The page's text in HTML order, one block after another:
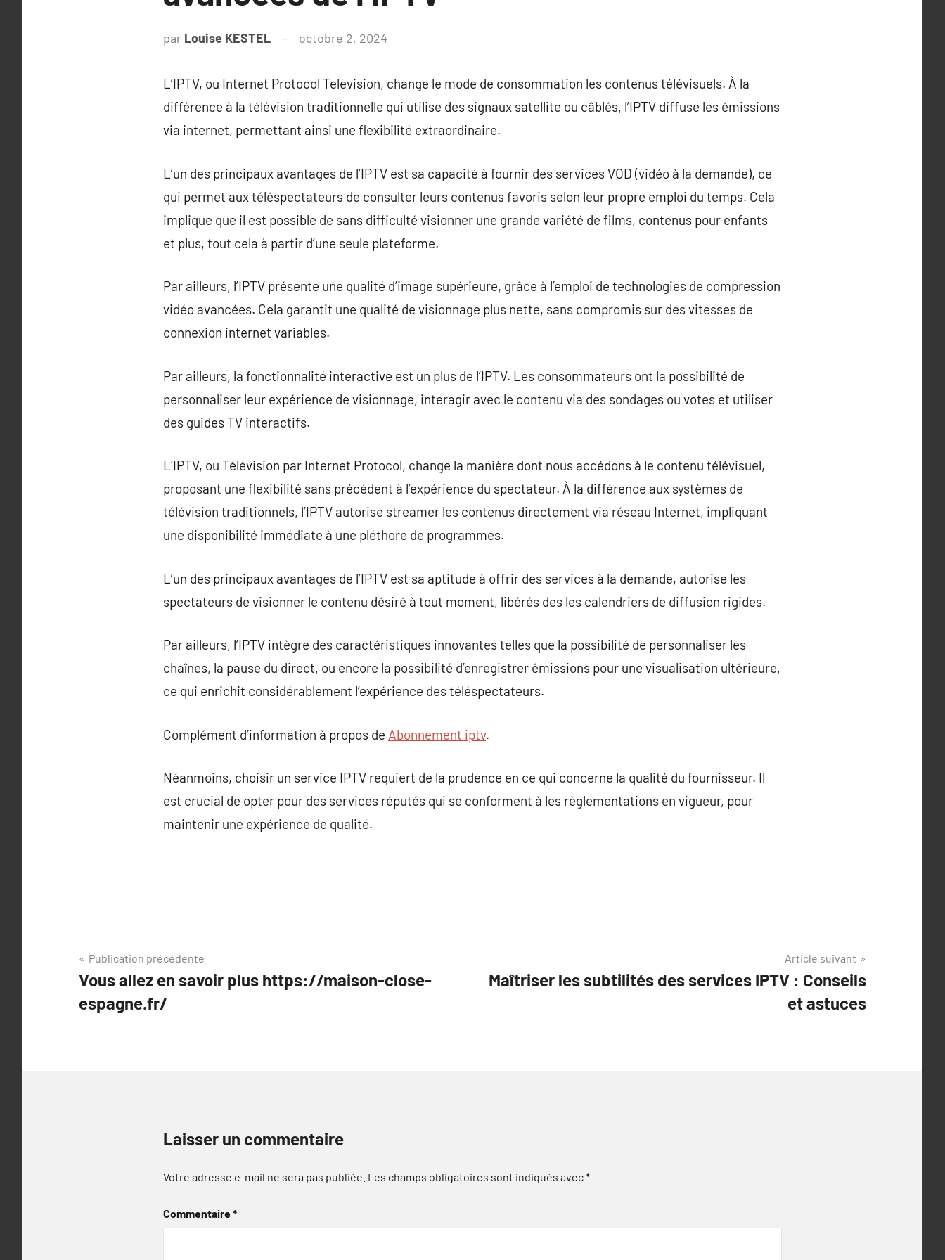
par Louise KESTEL octobre 2, 2024
L’IPTV, ou Internet Protocol Television, change le mode de consommation les contenus télévisuels. À la
différence à la télévision traditionnelle qui utilise des signaux satellite ou câblés, l’IPTV diffuse les émissions
via internet, permettant ainsi une flexibilité extraordinaire.
L’un des principaux avantages de l’IPTV est sa capacité à fournir des services VOD (vidéo à la demande), ce
qui permet aux téléspectateurs de consulter leurs contenus favoris selon leur propre emploi du temps. Cela
implique que il est possible de sans difficulté visionner une grande variété de films, contenus pour enfants
et plus, tout cela à partir d’une seule plateforme.
Par ailleurs, l’IPTV présente une qualité d’image supérieure, grâce à l’emploi de technologies de compression
vidéo avancées. Cela garantit une qualité de visionnage plus nette, sans compromis sur des vitesses de
connexion internet variables.
Par ailleurs, la fonctionnalité interactive est un plus de l’IPTV. Les consommateurs ont la possibilité de
personnaliser leur expérience de visionnage, interagir avec le contenu via des sondages ou votes et utiliser
des guides TV interactifs.
L’IPTV, ou Télévision par Internet Protocol, change la manière dont nous accédons à le contenu télévisuel,
proposant une flexibilité sans précédent à l’expérience du spectateur. À la différence aux systèmes de
télévision traditionnels, l’IPTV autorise streamer les contenus directement via réseau Internet, impliquant
une disponibilité immédiate à une pléthore de programmes.
L’un des principaux avantages de l’IPTV est sa aptitude à offrir des services à la demande, autorise les
spectateurs de visionner le contenu désiré à tout moment, libérés des les calendriers de diffusion rigides.
Par ailleurs, l’IPTV intègre des caractéristiques innovantes telles que la possibilité de personnaliser les
chaînes, la pause du direct, ou encore la possibilité d’enregistrer émissions pour une visualisation ultérieure,
ce qui enrichit considérablement l’expérience des téléspectateurs.
Complément d’information à propos de Abonnement iptv.
Néanmoins, choisir un service IPTV requiert de la prudence en ce qui concerne la qualité du fournisseur. Il
est crucial de opter pour des services réputés qui se conforment à les règlementations en vigueur, pour
maintenir une expérience de qualité.
Navigation
de
l’article
Publication précédente
Vous allez en savoir plus https://maison-close-
espagne.fr/
Article suivant
Maîtriser les subtilités des services IPTV : Conseils
et astuces
Laisser un commentaire
Votre adresse e-mail ne sera pas publiée. Les champs obligatoires sont indiqués avec*
Commentaire*